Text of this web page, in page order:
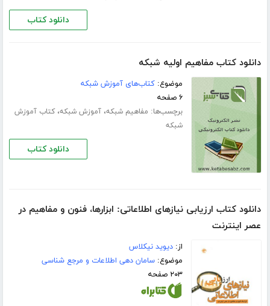
دانلود کتاب
دانلود کتاب مفاهیم اولیه شبکه
موضوع:کتاب‌های آموزش شبکه
۶ صفحه
برچسب‌ها: مفاهیم شبکه،آموزش شبکه،کتاب آموزش
شبکه
دانلود کتاب
دانلود کتاب ارزیابی نیازهای اطلاعاتی: ابزارها، فنون و مفاهیم در
عصر اینترنت
از:دیوید نیکلاس
موضوع:سامان دهی اطلاعات و مرجع شناسی
۲۰۳ صفحه